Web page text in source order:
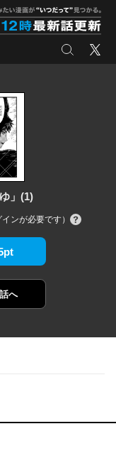
検索 X
」(1)
ンが必要です）
へ